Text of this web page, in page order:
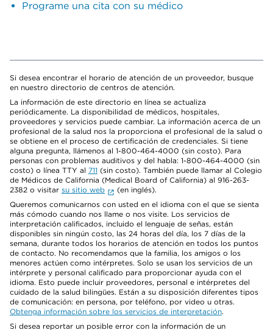
Programe una cita con su médico
Si desea encontrar el horario de atención de un proveedor, busque
en nuestro directorio de centros de atención.
La información de este directorio en línea se actualiza
periódicamente. La disponibilidad de médicos, hospitales,
proveedores y servicios puede cambiar. La información acerca de un
profesional de la salud nos la proporciona el profesional de la salud o
se obtiene en el proceso de certificación de credenciales. Si tiene
alguna pregunta, llámenos al 1-800-464-4000 (sin costo). Para
personas con problemas auditivos y del habla: 1-800-464-4000 (sin
costo) o línea TTY al 711 (sin costo). También puede llamar al Colegio
de Médicos de California (Medical Board of California) al 916-263-
2382 o visitar su sitio web
(en inglés).
Queremos comunicarnos con usted en el idioma con el que se sienta
más cómodo cuando nos llame o nos visite. Los servicios de
interpretación calificados, incluido el lenguaje de señas, están
disponibles sin ningún costo, las 24 horas del día, los 7 días de la
semana, durante todos los horarios de atención en todos los puntos
de contacto. No recomendamos que la familia, los amigos o los
menores actúen como intérpretes. Solo se usan los servicios de un
intérprete y personal calificado para proporcionar ayuda con el
idioma. Esto puede incluir proveedores, personal e intérpretes del
cuidado de la salud bilingües. Están a su disposición diferentes tipos
de comunicación: en persona, por teléfono, por video u otras.
Obtenga información sobre los servicios de interpretación.
Si desea reportar un posible error con la información de un